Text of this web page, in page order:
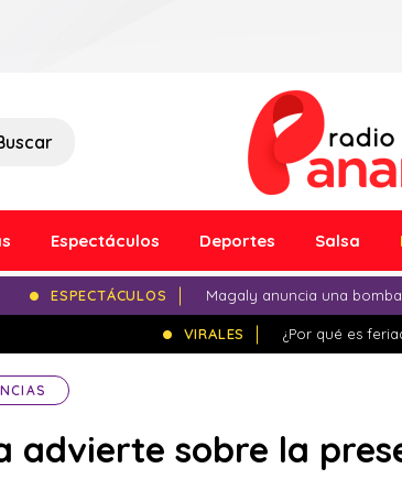
Espectáculos Deportes Salsa
ESPECTÁCULOS Magaly anuncia una
VIRALES ¿Por qué es
advierte sobre la